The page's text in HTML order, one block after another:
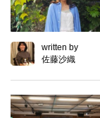
written by
佐藤沙織